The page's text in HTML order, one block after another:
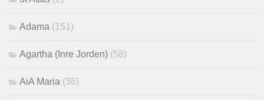
Adama (151)
Agartha (Inre Jorden) (58)
AiA Maria (36)